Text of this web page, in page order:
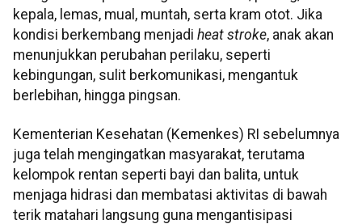
kepala, lemas, mual, muntah, serta kram otot. Jika
kondisi berkembang menjadi heat stroke, anak akan
menunjukkan perubahan perilaku, seperti
kebingungan, sulit berkomunikasi, mengantuk
berlebihan, hingga pingsan.
Kementerian Kesehatan (Kemenkes) RI sebelumnya
juga telah mengingatkan masyarakat, terutama
kelompok rentan seperti bayi dan balita, untuk
menjaga hidrasi dan membatasi aktivitas di bawah
terik matahari langsung guna mengantisipasi